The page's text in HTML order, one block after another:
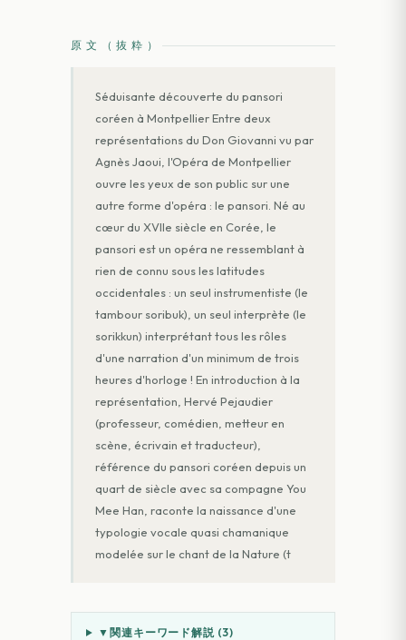
原文（抜粋）
Séduisante découverte du pansori
coréen à Montpellier Entre deux
représentations du Don Giovanni vu par
Agnès Jaoui, l'Opéra de Montpellier
ouvre les yeux de son public sur une
autre forme d'opéra : le pansori. Né au
cœur du XVIIe siècle en Corée, le
pansori est un opéra ne ressemblant à
rien de connu sous les latitudes
occidentales : un seul instrumentiste (le
tambour soribuk), un seul interprète (le
sorikkun) interprétant tous les rôles
d'une narration d'un minimum de trois
heures d'horloge ! En introduction à la
représentation, Hervé Pejaudier
(professeur, comédien, metteur en
scène, écrivain et traducteur),
référence du pansori coréen depuis un
quart de siècle avec sa compagne You
Mee Han, raconte la naissance d'une
typologie vocale quasi chamanique
modelée sur le chant de la Nature (t
▼ 関連キーワード解説 (3)